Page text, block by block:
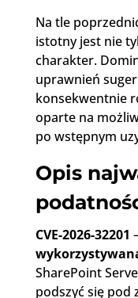
Na tle
istotny jest nie
charakter.
uprawnień
konsekwentnie
oparte na
po wstępnym
Opis
CVE-2026-32201
SharePoint
podszyć się pod